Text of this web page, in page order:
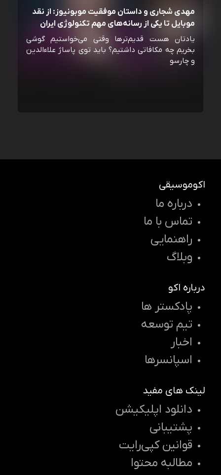
مهدی شجاری و داستان موفقیت موبونیوز: از نقد
موبایل تا یکی از رسانه‌‌های مهم تکنولوژی ایران
یادتان هست قدیم‌ترها وقتی می‌خواستیم گوشی
بخریم چه مکافاتی داشتیم؟ باید توی پاساژ علاءالدین
و چارسو
اکوموسیقی
درباره ما
تماس با ما
راهنمایی
وبلاگ
درباره اکو
پادکستر ها
تیم توسعه
اخبار
اسپانسرها
لینک های مفید
دانلود اپلیکیشن
پشتیبانی
قوانین کپی‌رایت
مطالبه محتوا